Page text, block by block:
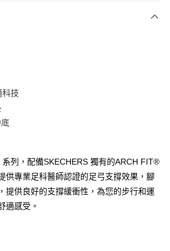
台灣大哥大用戶可立即使用無須另外申請。
分期」，訂單成立後會自動跳轉到大哥付的交易
擇欲分期的期數、繳款截止日，確認付款後即完
費用金額請依後續交易確認頁面所載為準。
前往確認交易或遇審核未通過，訂單將自動取
過狀況，表示未達大哥付你分期系統評分，恕無
「大哥付你分期」於每月結算日後寄送繳費提
技
列，配備SKECHERS 獨有的ARCH FIT®
供專業足科醫師認證的足弓支撐效果，腳
提供良好的支撐緩衝性，為您的步行和運
適感受。